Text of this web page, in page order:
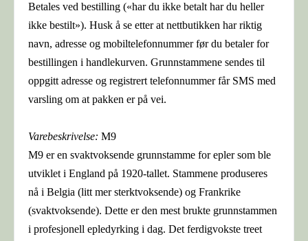
Betales ved bestilling («har du ikke betalt har du heller
ikke bestilt»). Husk å se etter at nettbutikken har riktig
navn, adresse og mobiltelefonnummer før du betaler for
bestillingen i handlekurven. Grunnstammene sendes til
oppgitt adresse og registrert telefonnummer får SMS med
varsling om at pakken er på vei.
Varebeskrivelse: M9
M9 er en svaktvoksende grunnstamme for epler som ble
utviklet i England på 1920-tallet. Stammene produseres
nå i Belgia (litt mer sterktvoksende) og Frankrike
(svaktvoksende). Dette er den mest brukte grunnstammen
i profesjonell epledyrking i dag. Det ferdigvokste treet